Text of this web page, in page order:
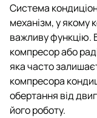
Система
механізм, у якому
важливу функцію.
компресор або
яка часто
компресора
обертання від
його роботу.